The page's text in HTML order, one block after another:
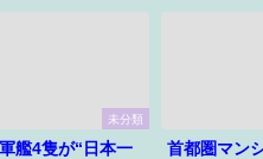
未分類
艦4隻が“日本一
首都圏マン